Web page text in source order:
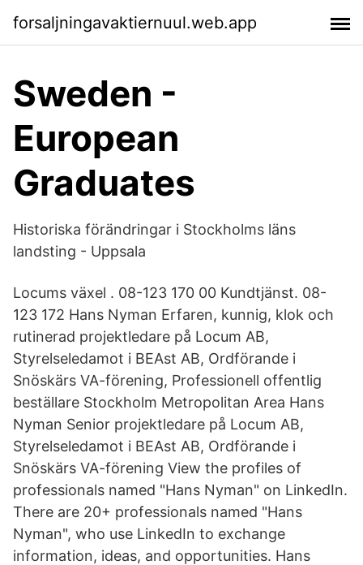
forsaljningavaktiernuul.web.app
Sweden -
European
Graduates
Historiska förändringar i Stockholms läns
landsting - Uppsala
Locums växel . 08-123 170 00 Kundtjänst. 08-
123 172 Hans Nyman Erfaren, kunnig, klok och
rutinerad projektledare på Locum AB,
Styrelseledamot i BEAst AB, Ordförande i
Snöskärs VA-förening, Professionell offentlig
beställare Stockholm Metropolitan Area Hans
Nyman Senior projektledare på Locum AB,
Styrelseledamot i BEAst AB, Ordförande i
Snöskärs VA-förening View the profiles of
professionals named "Hans Nyman" on LinkedIn.
There are 20+ professionals named "Hans
Nyman", who use LinkedIn to exchange
information, ideas, and opportunities. Hans